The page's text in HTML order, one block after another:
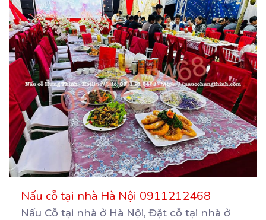
Nấu cỗ tại nhà Hà Nội 0911212468
Nấu Cỗ tại nhà ở Hà Nội, Đặt cỗ tại nhà ở